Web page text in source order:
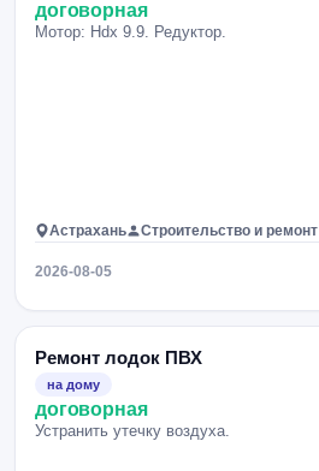
договорная
Мотор: Hdx 9.9. Редуктор.
Астрахань Строительство и ремонт
2026-08-05
Ремонт лодок ПВХ
на дому
договорная
Устранить утечку воздуха.